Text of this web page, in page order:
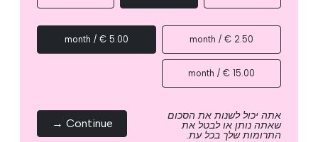
2.50 € / month
5.00 € / month
15.00 € / month
אתה יכול לשנות את הסכום
שאתה נותן או לבטל את
התרומות שלך בכל עת.
Continue →